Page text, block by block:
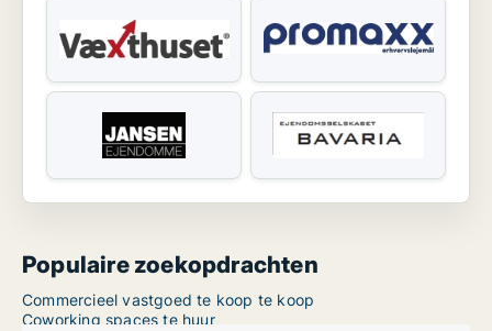
Populaire zoekopdrachten
Commercieel vastgoed te koop te koop
Coworking spaces te huur